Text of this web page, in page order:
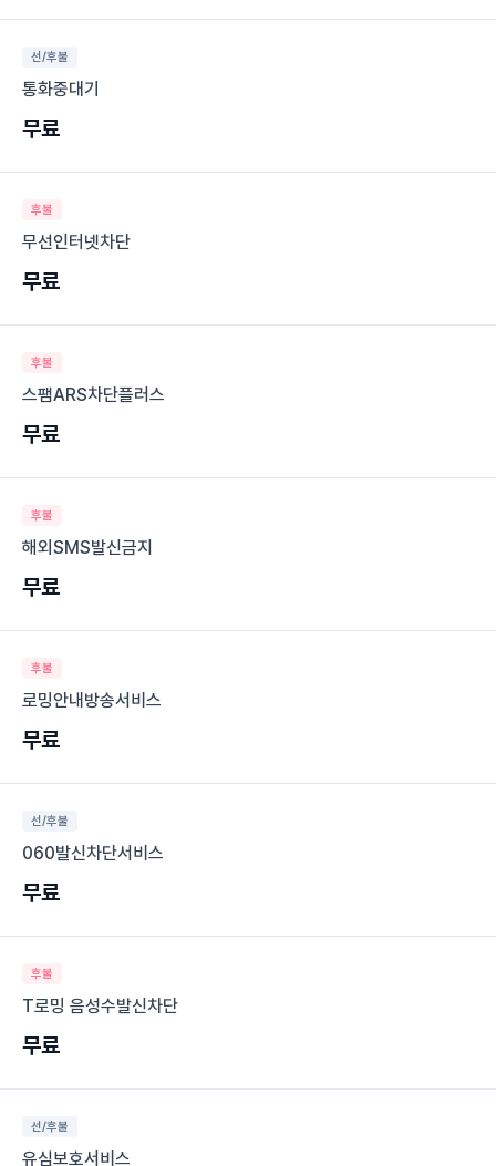
선/후불
통화중대기
무료
후불
무선인터넷차단
무료
후불
스팸ARS차단플러스
무료
후불
해외SMS발신금지
무료
후불
로밍안내방송서비스
무료
선/후불
060발신차단서비스
무료
후불
T로밍 음성수발신차단
무료
선/후불
유심보호서비스